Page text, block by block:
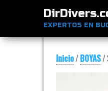
EXPERTOS EN
Inicio/ BOYAS/